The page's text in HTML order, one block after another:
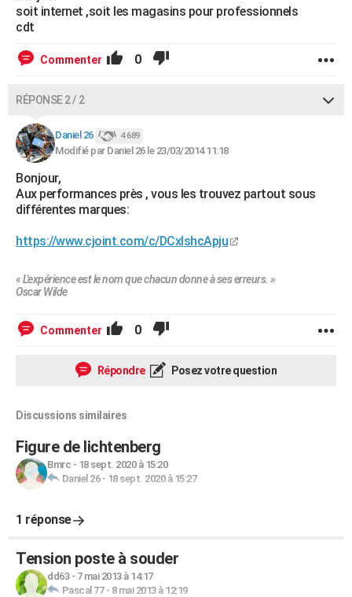
FORUM
Bricolage
Lifestyle
Culture
Sport
Auto
Television
Voyage
Cinema
soit internet ,soit les magasins pour professionnels
cdt
Commenter 0
RÉPONSE 2 / 2
Daniel 26 4 689
Modifié par Daniel 26 le 23/03/2014 11:18
Bonjour,
Aux performances près , vous les trouvez partout sous
différentes marques:
https://www.cjoint.com/c/DCxlshcApju
« L'expérience est le nom que chacun donne à ses erreurs. »
Oscar Wilde
Commenter 0
Répondre Posez votre question
Discussions similaires
Figure de lichtenberg
Bmrc - 18 sept. 2020 à 15:20
Daniel 26- 18 sept. 2020 à 15:27
1 réponse
Tension poste à souder
dd63- 7 mai 2013 à 14:17
Pascal 77- 8 mai 2013 à 12:19